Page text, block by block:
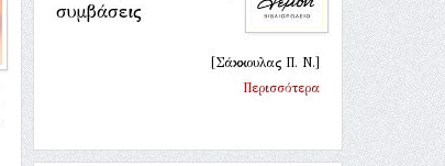
συμβάσεις
[Σάκκουλας Π. Ν.]
Περισσότερα